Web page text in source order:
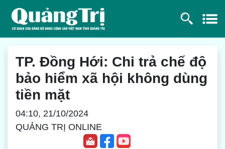
TP. Đồng Hới: Chi trả chế độ
bảo hiểm xã hội không dùng
tiền mặt
04:10, 21/10/2024
QUẢNG TRỊ ONLINE